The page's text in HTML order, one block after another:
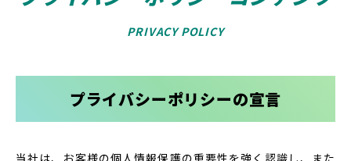
PRIVACY POLICY
プライバシーポリシーの宣言
当社は、お客様の個人情報保護の重要性を強く認識し、また